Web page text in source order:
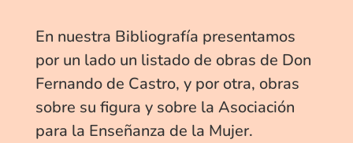
En nuestra Bibliografía presentamos
por un lado un listado de obras de Don
Fernando de Castro, y por otra, obras
sobre su figura y sobre la Asociación
para la Enseñanza de la Mujer.